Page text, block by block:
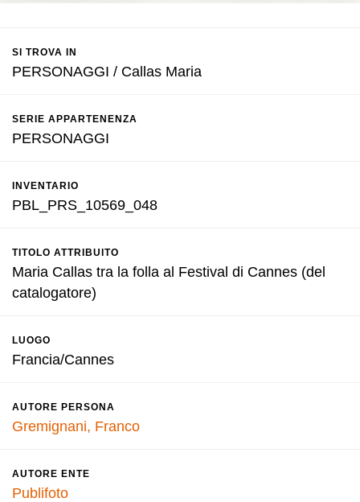
SI TROVA IN
PERSONAGGI / Callas Maria
SERIE APPARTENENZA
PERSONAGGI
INVENTARIO
PBL_PRS_10569_048
TITOLO ATTRIBUITO
Maria Callas tra la folla al Festival di Cannes (del
catalogatore)
LUOGO
Francia/Cannes
AUTORE PERSONA
Gremignani, Franco
AUTORE ENTE
Publifoto